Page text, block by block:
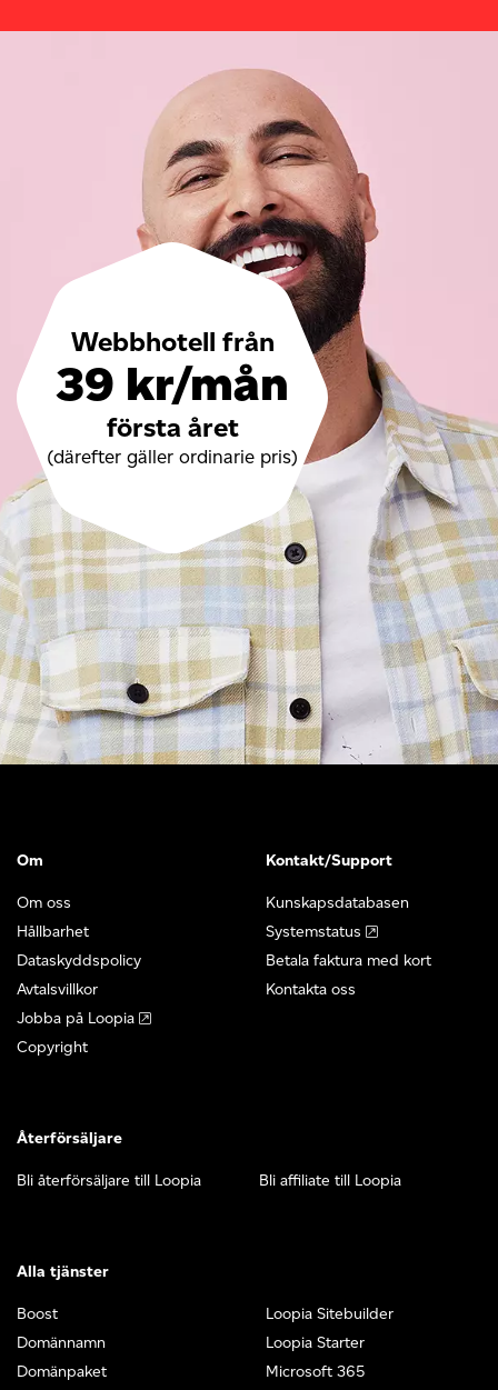
Webbhotell från
39 kr/mån
första året
(därefter gäller ordinarie pris)
Om
Om oss
Hållbarhet
Dataskyddspolicy
Avtalsvillkor
Jobba på Loopia
Copyright
Kontakt/Support
Kunskapsdatabasen
Systemstatus
Betala faktura med kort
Kontakta oss
Återförsäljare
Bli återförsäljare till Loopia Bli affiliate till Loopia
Alla tjänster
Boost
Domännamn
Domänpaket
Loopia Sitebuilder
Loopia Starter
Microsoft 365